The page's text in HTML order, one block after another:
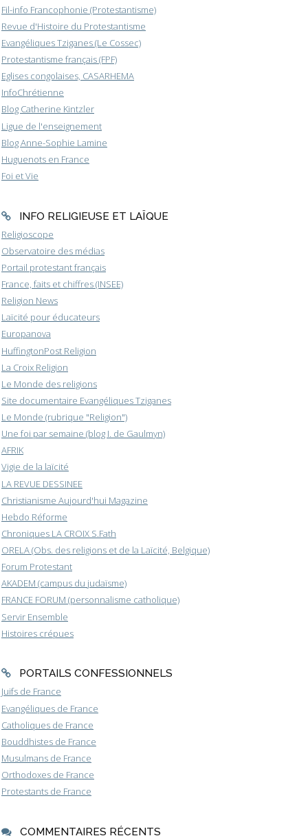
Fil-info Francophonie (Protestantisme)
Revue d'Histoire du Protestantisme
Evangéliques Tziganes (Le Cossec)
Protestantisme français (FPF)
Eglises congolaises, CASARHEMA
InfoChrétienne
Blog Catherine Kintzler
Ligue de l'enseignement
Blog Anne-Sophie Lamine
Huguenots en France
Foi et Vie
INFO RELIGIEUSE ET LAÏQUE
Religioscope
Observatoire des médias
Portail protestant français
France, faits et chiffres (INSEE)
Religion News
Laïcité pour éducateurs
Europanova
HuffingtonPost Religion
La Croix Religion
Le Monde des religions
Site documentaire Evangéliques Tziganes
Le Monde (rubrique "Religion")
Une foi par semaine (blog I. de Gaulmyn)
AFRIK
Vigie de la laïcité
LA REVUE DESSINEE
Christianisme Aujourd'hui Magazine
Hebdo Réforme
Chroniques LA CROIX S.Fath
ORELA (Obs. des religions et de la Laïcité, Belgique)
Forum Protestant
AKADEM (campus du judaïsme)
FRANCE FORUM (personnalisme catholique)
Servir Ensemble
Histoires crépues
PORTAILS CONFESSIONNELS
Juifs de France
Evangéliques de France
Catholiques de France
Bouddhistes de France
Musulmans de France
Orthodoxes de France
Protestants de France
COMMENTAIRES RÉCENTS